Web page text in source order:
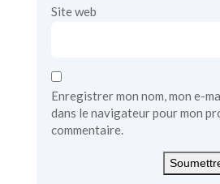
Site web
Enregistrer mon nom, mon e-
dans le navigateur pour mon
commentaire.